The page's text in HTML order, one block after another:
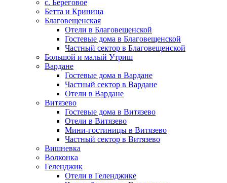
с. Береговое
Бетта и Криница
Благовещенская
Отели в Благовещенской
Гостевые дома в Благовещенской
Частный сектор в Благовещенской
Большой и малый Утриш
Вардане
Гостевые дома в Вардане
Частный сектор в Вардане
Отели в Вардане
Витязево
Гостевые дома в Витязево
Отели в Витязево
Мини-гостиницы в Витязево
Частный сектор в Витязево
Вишневка
Волконка
Геленджик
Отели в Геленджике